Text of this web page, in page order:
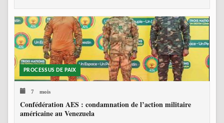
PROCESSUS DE PAIX
7 mois
Confédération AES : condamnation de l’action militaire
américaine au Venezuela